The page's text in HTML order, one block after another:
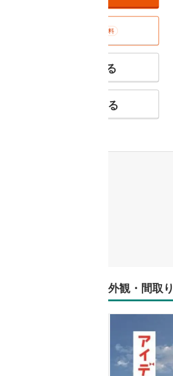
無料
特徴の似た物件を見る
お気に入りに追加する
外観・間取り